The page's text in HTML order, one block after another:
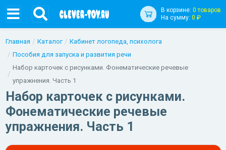
В корзине: 0 товаров
На сумму: 0 ₽
Главная Каталог
Кабинет логопеда, психолога
Пособия для запуска и развития речи
Набор карточек с рисунками. Фонематические речевые
упражнения. Часть 1
Набор карточек с рисунками.
Фонематические речевые
упражнения. Часть 1